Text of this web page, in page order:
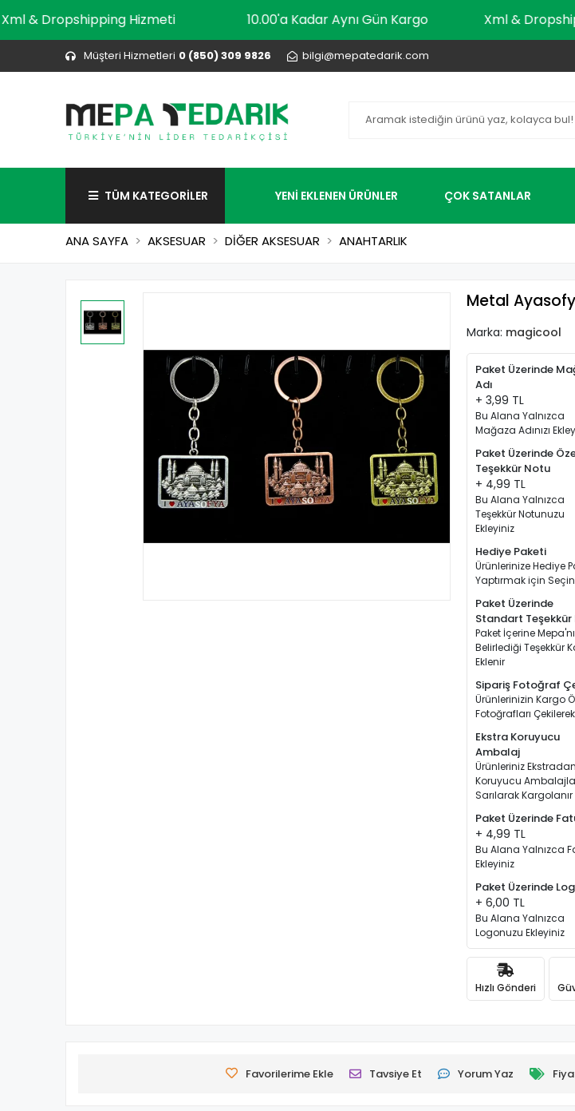
Xml & Dropshipping Hizmeti 10.00'a Kadar Aynı Gün Kargo Xml &
Müşteri Hizmetleri 0 (850) 309 9826 bilgi@mepatedarik.com
TÜM KATEGORİLER YENİ EKLENEN ÜRÜNLER ÇOK SATANLAR
ANA SAYFA AKSESUAR DİĞER AKSESUAR ANAHTARLIK
Metal
Marka: magicool
Paket Üzerinde
Adı
+ 3,99 TL
Bu Alana Yalnızca
Mağaza Adınızı
Paket Üzerinde
Teşekkür Notu
+ 4,99 TL
Bu Alana Yalnızca
Teşekkür Notunuzu
Ekleyiniz
Hediye Paketi
Ürünlerinize Hediye
Yaptırmak için
Paket Üzerinde
Standart Teşekkür
Paket İçerine
Belirlediği Teşekkür
Eklenir
Sipariş Fotoğraf
Ürünlerinizin Kargo
Fotoğrafları
Ekstra Koruyucu
Ambalaj
Ürünleriniz Ekstradan
Koruyucu
Sarılarak Kargolanır
Paket Üzerinde
+ 4,99 TL
Bu Alana Yalnızca
Ekleyiniz
Paket Üzerinde
+ 6,00 TL
Bu Alana Yalnızca
Logonuzu Ekleyiniz
Hızlı Gönderi
Favorilerime Ekle Tavsiye Et Yorum Yaz